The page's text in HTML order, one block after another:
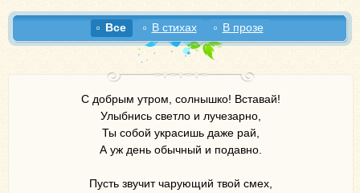
Все В стихах В прозе
С добрым утром, солнышко! Вставай!
Улыбнись светло и лучезарно,
Ты собой украсишь даже рай,
А уж день обычный и подавно.
Пусть звучит чарующий твой смех,